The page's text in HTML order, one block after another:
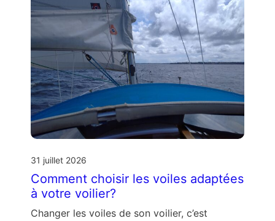
31 juillet 2026
Comment choisir les voiles adaptées
à votre voilier?
Changer les voiles de son voilier, c’est